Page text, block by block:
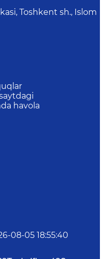
Toshkent sh., Islom
havola
08-05 18:55:40